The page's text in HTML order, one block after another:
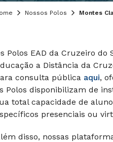
Nossos Polos Montes
Polos EAD da Cruzeiro do
a Distância da
consulta pública aqui,
Polos disponibilizam de
total capacidade de
presenciais ou
disso, nossas